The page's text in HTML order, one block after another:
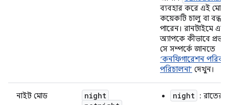
ব্যবহার করে এই
কয়েকটি চালু বা বন্ধ
পারেন। রানটাইমে
অ্যাপকে কীভাবে
সে সম্পর্কে জানতে
‘কনফিগারেশন
পরিচালনা’ দেখুন।
নাইট মোড
night
night : রাতের